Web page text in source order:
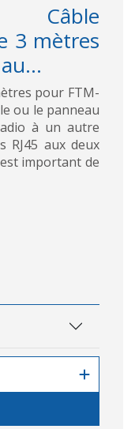
Câble
3 mètres
pour FTM-
ou le panneau
à un autre
RJ45 aux deux
important de